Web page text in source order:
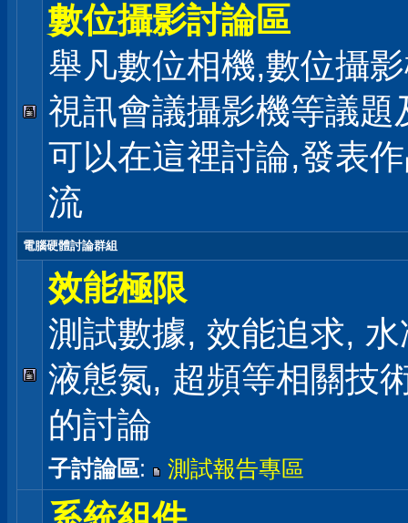
數位攝影討論區
舉凡數位相機,數位攝
視訊會議攝影機等議題
可以在這裡討論,發表
流
電腦硬體討論群組
效能極限
測試數據, 效能追求,
液態氮, 超頻等相關技
的討論
子討論區: 測試報告專區